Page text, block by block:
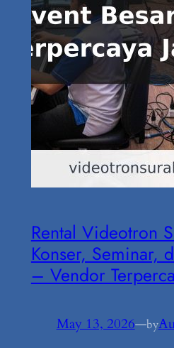
Rental Videotron
Konser, Seminar,
– Vendor
May 13, 2026—by